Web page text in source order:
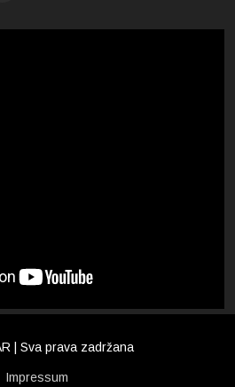
| Sva prava zadržana
Impressum